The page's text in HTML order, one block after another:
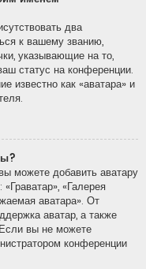
два
к вашему званию,
указывающие на то,
статус на конференции.
известно как «аватара» и
можете добавить аватару
«Галерея
аватара». От
аватар, а также
вы не можете
конференции